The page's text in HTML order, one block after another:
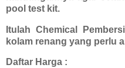
pool test kit.
Itulah Chemical
kolam renang yang perlu
Daftar Harga :